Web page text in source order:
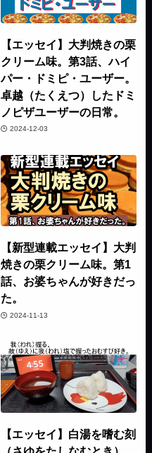
【エッセイ】大判焼きの栗
クリーム味。第3話、ハイ
パー・ドミピ・ユーザー。
卓越（たくえつ）したドミ
ノピザユーザーの日常。
2024-12-03
【新型連載エッセイ】大判
焼きの栗クリーム味。第1
話、お婆ちゃんが好きだっ
た。
2024-11-13
【エッセイ】白湯を嗜む刻